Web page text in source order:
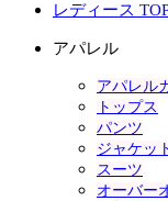
レディース
アパレル
アパレル
トップス
パンツ
ジャケッ
スーツ
オーバー